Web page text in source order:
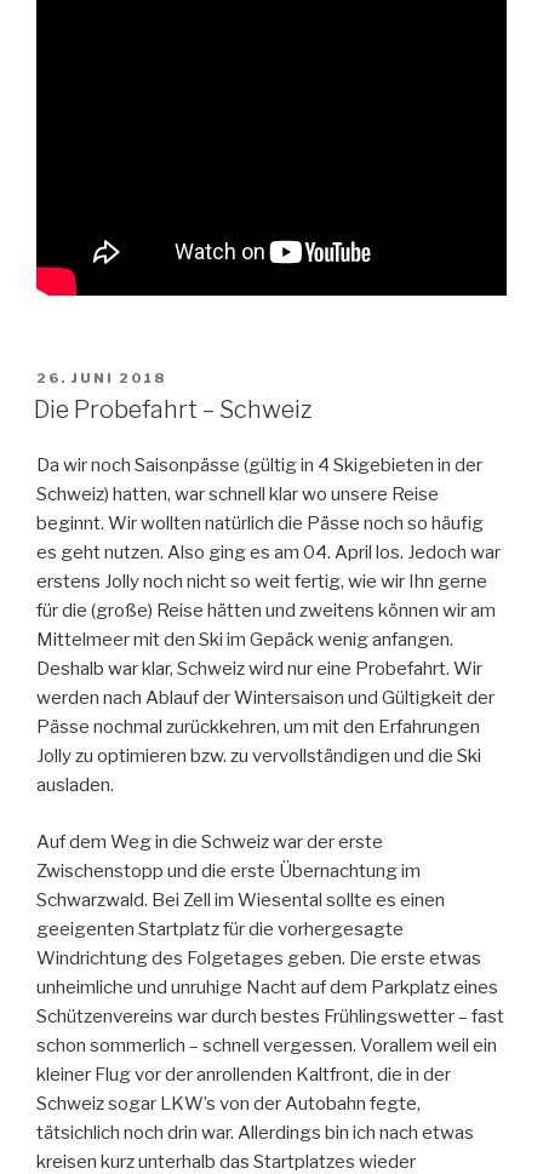
VERÖFFENTLICHT
AM
26. JUNI 2018
Die Probefahrt – Schweiz
Da wir noch Saisonpässe (gültig in 4 Skigebieten in der
Schweiz) hatten, war schnell klar wo unsere Reise
beginnt. Wir wollten natürlich die Pässe noch so häufig
es geht nutzen. Also ging es am 04. April los. Jedoch war
erstens Jolly noch nicht so weit fertig, wie wir Ihn gerne
für die (große) Reise hätten und zweitens können wir am
Mittelmeer mit den Ski im Gepäck wenig anfangen.
Deshalb war klar, Schweiz wird nur eine Probefahrt. Wir
werden nach Ablauf der Wintersaison und Gültigkeit der
Pässe nochmal zurückkehren, um mit den Erfahrungen
Jolly zu optimieren bzw. zu vervollständigen und die Ski
ausladen.
Auf dem Weg in die Schweiz war der erste
Zwischenstopp und die erste Übernachtung im
Schwarzwald. Bei Zell im Wiesental sollte es einen
geeigenten Startplatz für die vorhergesagte
Windrichtung des Folgetages geben. Die erste etwas
unheimliche und unruhige Nacht auf dem Parkplatz eines
Schützenvereins war durch bestes Frühlingswetter – fast
schon sommerlich – schnell vergessen. Vorallem weil ein
kleiner Flug vor der anrollenden Kaltfront, die in der
Schweiz sogar LKW’s von der Autobahn fegte,
tätsichlich noch drin war. Allerdings bin ich nach etwas
kreisen kurz unterhalb das Startplatzes wieder